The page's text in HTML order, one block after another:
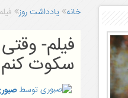
خانه یادداشت روز
فیلم-
سکوت
توسط